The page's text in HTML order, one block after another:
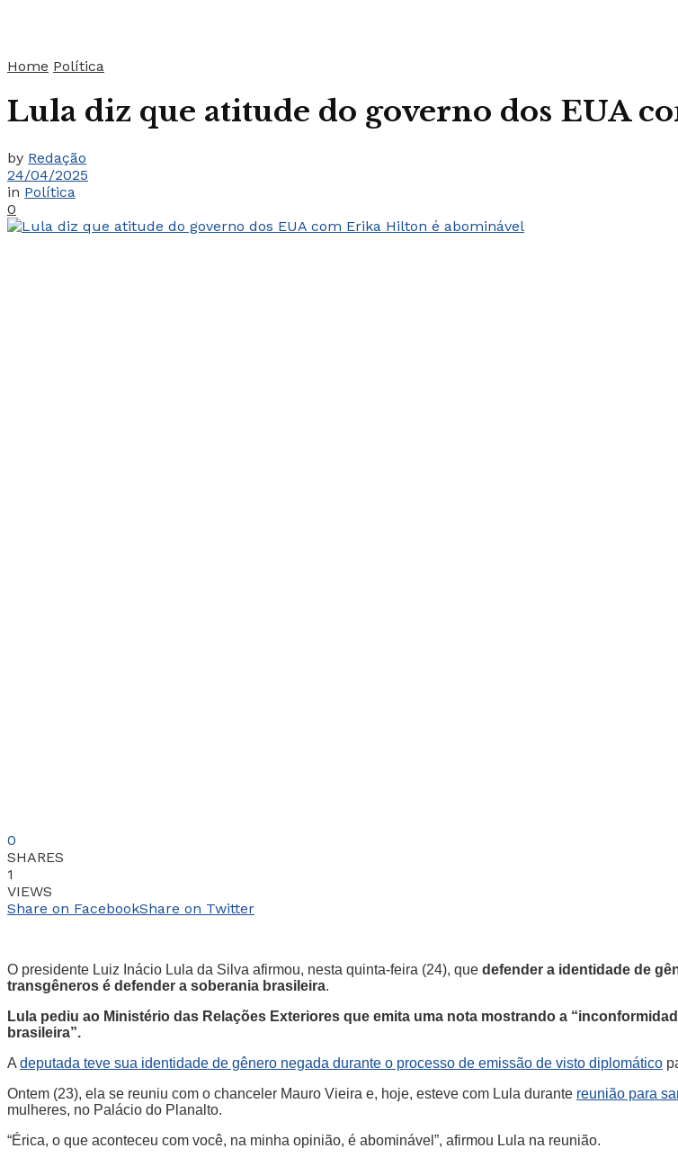
Home Política
Lula diz que atitude do governo dos EUA
by Redação
24/04/2025
in Política
0
0
SHARES
1
VIEWS
Share on FacebookShare on Twitter
O presidente Luiz Inácio Lula da Silva afirmou, nesta quinta-feira (24), que defender a identidade de
transgêneros é defender a soberania brasileira.
Lula pediu ao Ministério das Relações Exteriores que emita uma nota mostrando a
brasileira”.
A deputada teve sua identidade de gênero negada durante o processo de emissão de visto diplomático
Ontem (23), ela se reuniu com o chanceler Mauro Vieira e, hoje, esteve com Lula durante reunião para
mulheres, no Palácio do Planalto.
“Érica, o que aconteceu com você, na minha opinião, é abominável”, afirmou Lula na reunião.